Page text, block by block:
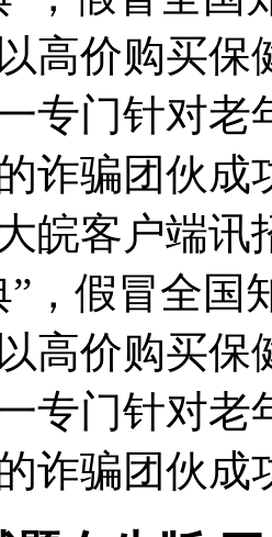
高价购买
专门针对老
诈骗团伙成
皖客户端
”，假冒全国
高价购买
专门针对老
诈骗团伙成